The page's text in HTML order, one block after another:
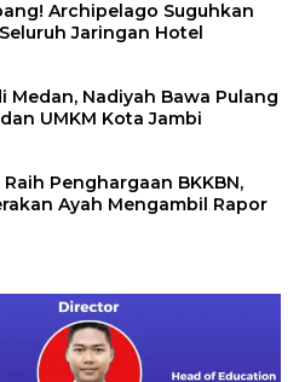
Archipelago Suguhkan
Jaringan Hotel
Medan, Nadiyah Bawa Pulang
UMKM Kota Jambi
Penghargaan BKKBN,
Ayah Mengambil Rapor